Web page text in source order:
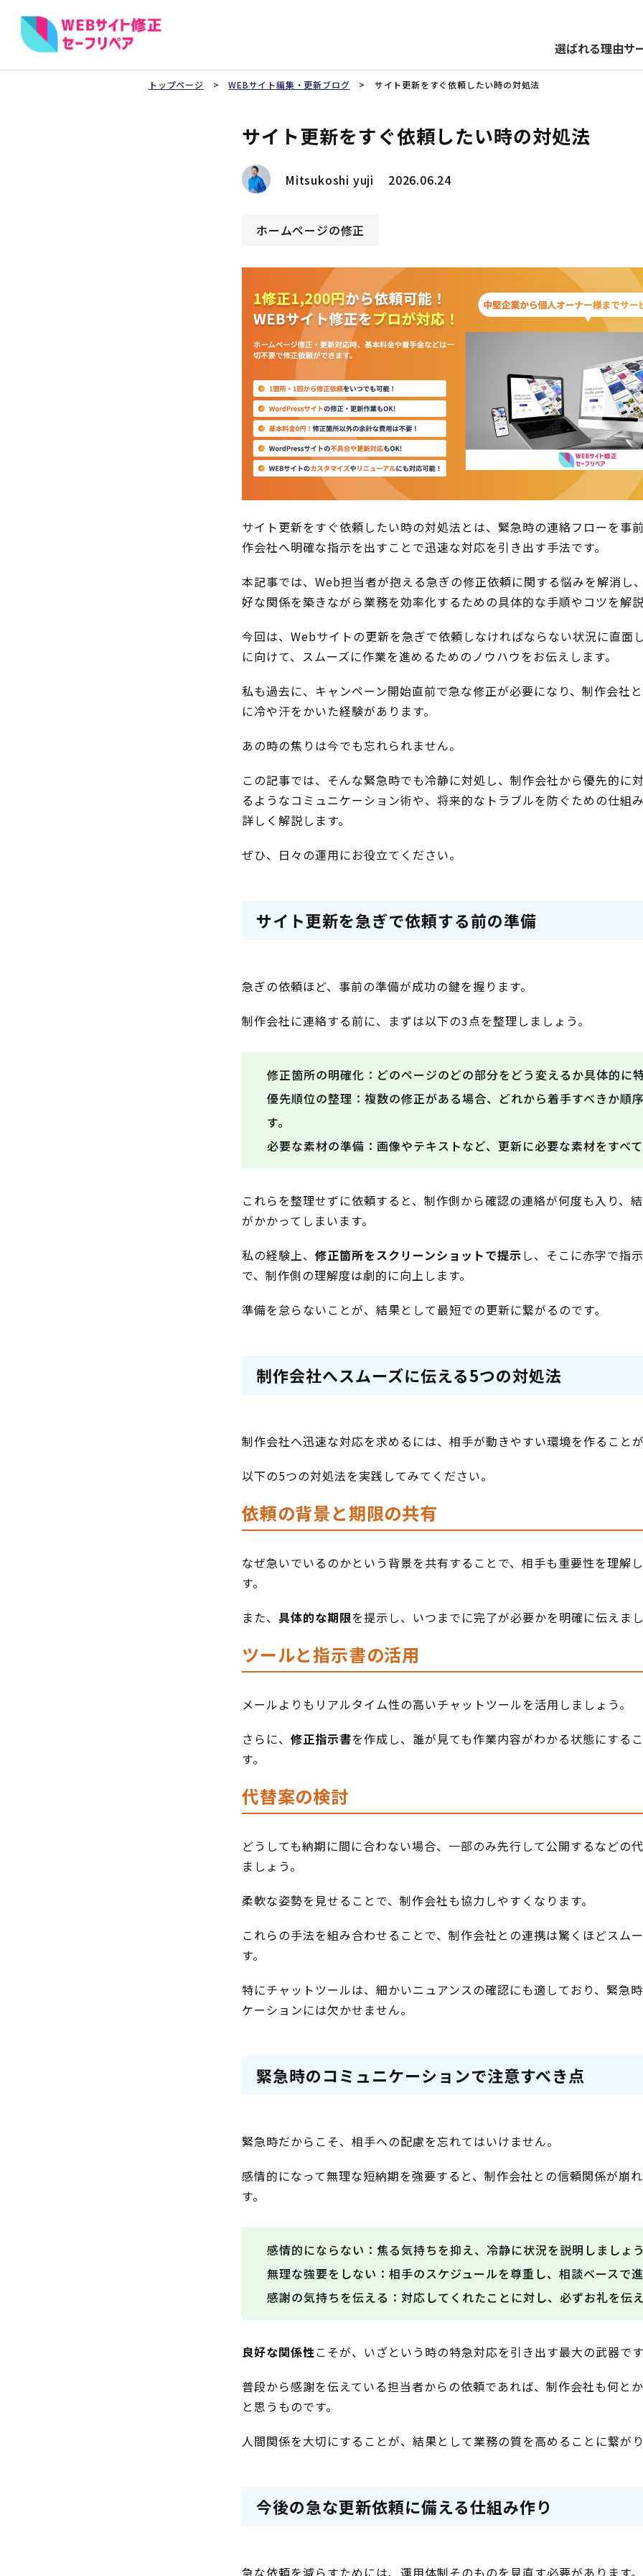
選ばれる理由サ
トップページ >WEBサイト編集・更新ブログ > サイト更新をすぐ依頼したい時の対処法
サイト更新をすぐ依頼したい時の対処法
Mitsukoshi yuji 2026.06.24
ホームページの修正
サイト更新をすぐ依頼したい時の対処法とは、緊急時の連絡フローを事
作会社へ明確な指示を出すことで迅速な対応を引き出す手法です。
本記事では、Web担当者が抱える急ぎの修正依頼に関する悩みを解消し
好な関係を築きながら業務を効率化するための具体的な手順やコツを解説
今回は、Webサイトの更新を急ぎで依頼しなければならない状況に直面
に向けて、スムーズに作業を進めるためのノウハウをお伝えします。
私も過去に、キャンペーン開始直前で急な修正が必要になり、制作会社
に冷や汗をかいた経験があります。
あの時の焦りは今でも忘れられません。
この記事では、そんな緊急時でも冷静に対処し、制作会社から優先的に
るようなコミュニケーション術や、将来的なトラブルを防ぐための仕組
詳しく解説します。
ぜひ、日々の運用にお役立てください。
サイト更新を急ぎで依頼する前の準備
急ぎの依頼ほど、事前の準備が成功の鍵を握ります。
制作会社に連絡する前に、まずは以下の3点を整理しましょう。
修正箇所の明確化：どのページのどの部分をどう変えるか具体的に特
優先順位の整理：複数の修正がある場合、どれから着手すべきか順
す。
必要な素材の準備：画像やテキストなど、更新に必要な素材をすべて
これらを整理せずに依頼すると、制作側から確認の連絡が何度も入り、
がかかってしまいます。
私の経験上、 修正箇所をスクリーンショットで提示し、そこに赤字で指
で、制作側の理解度は劇的に向上します。
準備を怠らないことが、結果として最短での更新に繋がるのです。
制作会社へスムーズに伝える5つの対処法
制作会社へ迅速な対応を求めるには、相手が動きやすい環境を作ることが
以下の5つの対処法を実践してみてください。
依頼の背景と期限の共有
なぜ急いでいるのかという背景を共有することで、相手も重要性を理解
す。
また、 具体的な期限を提示し、いつまでに完了が必要かを明確に伝えまし
ツールと指示書の活用
メールよりもリアルタイム性の高いチャットツールを活用しましょう。
さらに、 修正指示書を作成し、誰が見ても作業内容がわかる状態にする
す。
代替案の検討
どうしても納期に間に合わない場合、一部のみ先行して公開するなどの
ましょう。
柔軟な姿勢を見せることで、制作会社も協力しやすくなります。
これらの手法を組み合わせることで、制作会社との連携は驚くほどスム
す。
特にチャットツールは、細かいニュアンスの確認にも適しており、緊急
ケーションには欠かせません。
緊急時のコミュニケーションで注意すべき点
緊急時だからこそ、相手への配慮を忘れてはいけません。
感情的になって無理な短納期を強要すると、制作会社との信頼関係が崩
す。
感情的にならない：焦る気持ちを抑え、冷静に状況を説明しましょう
無理な強要をしない：相手のスケジュールを尊重し、相談ベースで進
感謝の気持ちを伝える：対応してくれたことに対し、必ずお礼を伝え
良好な関係性こそが、いざという時の特急対応を引き出す最大の武器です
普段から感謝を伝えている担当者からの依頼であれば、制作会社も何と
と思うものです。
人間関係を大切にすることが、結果として業務の質を高めることに繋がり
今後の急な更新依頼に備える仕組み作り
急な依頼を減らすためには、運用体制そのものを見直す必要があります。